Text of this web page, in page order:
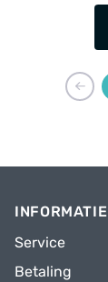
INFORMATIE
Service
Betaling